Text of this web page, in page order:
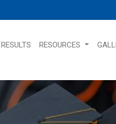
RESULTS RESOURCES